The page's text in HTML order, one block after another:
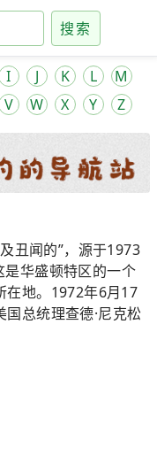
搜索
I J K L
M
V W X Y Z
丑闻的”，源于1973
是华盛顿特区的一个
在地。1972年6月17
总统理查德·尼克松